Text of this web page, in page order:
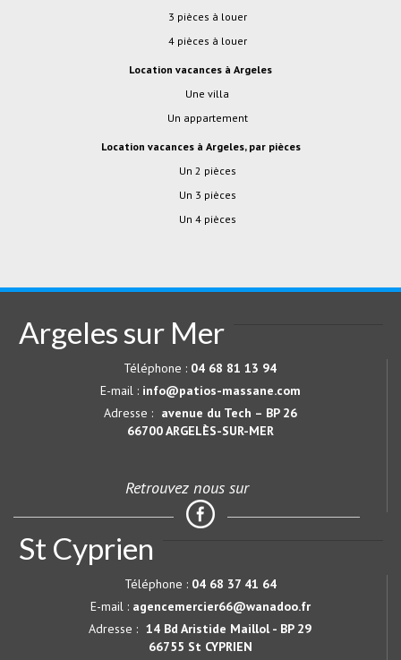
3 pièces à louer
4 pièces à louer
location vacances à Argeles
Une villa
Un appartement
location vacances à Argeles, par pièces
Un 2 pièces
Un 3 pièces
Un 4 pièces
Argeles sur Mer
Téléphone : 04 68 81 13 94
E-mail : info@patios-massane.com
Adresse : avenue du Tech – BP 26
66700ARGELÈS-SUR-MER
Retrouvez nous sur
St Cyprien
Téléphone : 04 68 37 41 64
E-mail : agencemercier66@wanadoo.fr
Adresse : 14 Bd Aristide Maillol - BP 29
66755 St CYPRIEN